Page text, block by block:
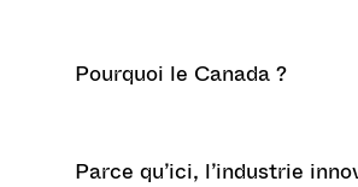
Pourquoi le Canada ?
Parce qu’ici, l’industrie